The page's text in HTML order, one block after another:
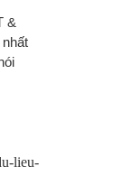
&
lieu-